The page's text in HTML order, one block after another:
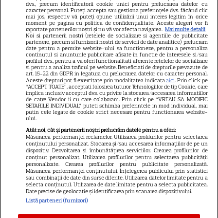
GSP
Știri mondene
Avantaje
Elle
Unica
Retete practice
URMĂREȘTE-NE PE
Copyright2026 Ringier Romania – Toate Drepturile rezervate
dvs., precum identificatorii cookie unici pentru prelucrarea datelor cu
caracter personal. Puteți accepta sau gestiona preferințele dvs. făcând clic
mai jos, respectiv vă puteți opune utilizării unui interes legitim în orice
moment pe pagina cu politica de confidențialitate. Aceste alegeri vor fi
raportate partenerilor noștri și nu vă vor afecta navigarea. Mai multe detalii
Noi si partenerii nostri (retelele de socializare si agentiile de publicitate
partenere, precum si furnizorii nostri de servicii de date analitice) prelucram
date pentru a permite website-ului sa functioneze, pentru a personaliza
continutul si anunturile publicitare afisate in functie de interesele si/sau
profilul dvs., pentru a va oferi functionalitati aferente retelelor de socializare
si pentru a analiza traficul pe website. Beneficiati de drepturile prevazute de
art. 15-22 din GDPR in legatura cu prelucrarea datelor cu caracter personal.
Aceste drepturi pot fi exercitate prin modalitatea indicataaici. Prin click pe
“ACCEPT TOATE”, acceptati folosirea tuturor Tehnologiilor de tip Cookie, care
implica inclusiv acceptul dvs. cu privire la stocarea/accesarea informatiilor
de catre Vendor-ii cu care colaboram. Prin click pe “VREAU SA MODIFIC
SETARILE INDIVIDUAL” puteti schimba preferintele in mod individual, mai
putin cele legate de cookie strict necesare pentru functionarea website-
ului.
Atât noi, cât și partenerii noștri prelucrăm datele pentru a oferi:
Măsurarea performanței reclamelor. Utilizarea profilurilor pentru selectarea
conținutului personalizat. Stocarea și/sau accesarea informațiilor de pe un
dispozitiv. Dezvoltarea și îmbunătățirea serviciilor. Crearea profilurilor de
conținut personalizat. Utilizarea profilurilor pentru selectarea publicității
personalizate. Crearea profilurilor pentru publicitate personalizată.
Măsurarea performanței conținutului. Înțelegerea publicului prin statistici
sau combinații de date din surse diferite. Utilizarea datelor limitate pentru a
selecta conținutul. Utilizarea de date limitate pentru a selecta publicitatea.
Date precise de geolocație și identificarea prin scanarea dispozitivului.
Listă parteneri (furnizori)